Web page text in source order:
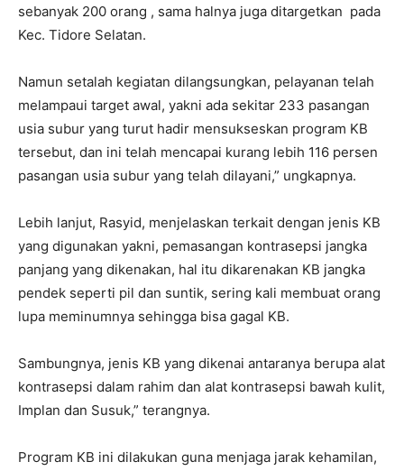
sebanyak 200 orang , sama halnya juga ditargetkan pada
Kec. Tidore Selatan.
Namun setalah kegiatan dilangsungkan, pelayanan telah
melampaui target awal, yakni ada sekitar 233 pasangan
usia subur yang turut hadir mensukseskan program KB
tersebut, dan ini telah mencapai kurang lebih 116 persen
pasangan usia subur yang telah dilayani,” ungkapnya.
Lebih lanjut, Rasyid, menjelaskan terkait dengan jenis KB
yang digunakan yakni, pemasangan kontrasepsi jangka
panjang yang dikenakan, hal itu dikarenakan KB jangka
pendek seperti pil dan suntik, sering kali membuat orang
lupa meminumnya sehingga bisa gagal KB.
Sambungnya, jenis KB yang dikenai antaranya berupa alat
kontrasepsi dalam rahim dan alat kontrasepsi bawah kulit,
Implan dan Susuk,” terangnya.
Program KB ini dilakukan guna menjaga jarak kehamilan,